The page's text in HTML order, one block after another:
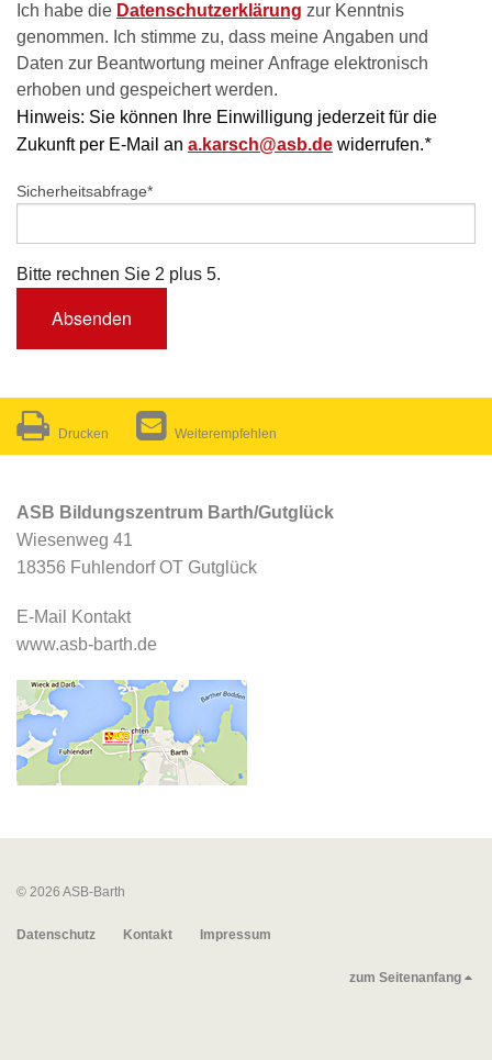
Ich habe die Datenschutzerklärung zur Kenntnis
genommen. Ich stimme zu, dass meine Angaben und
Daten zur Beantwortung meiner Anfrage elektronisch
erhoben und gespeichert werden.
Hinweis: Sie können Ihre Einwilligung jederzeit für die
Zukunft per E-Mail an a.karsch@asb.de widerrufen.*
Sicherheitsabfrage*
Bitte rechnen Sie 2 plus 5.
Absenden
Drucken Weiterempfehlen
ASB Bildungszentrum Barth/Gutglück
Wiesenweg 41
18356 Fuhlendorf OT Gutglück
E-Mail Kontakt
www.asb-barth.de
© 2026 ASB-Barth
Datenschutz Kontakt Impressum
zum Seitenanfang